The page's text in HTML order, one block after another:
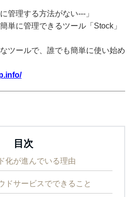
管理する方法がない---」
単に管理できるツール「Stock」
ツールで、誰でも簡単に使い始め
目次
化が進んでいる理由
ドサービスでできること